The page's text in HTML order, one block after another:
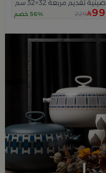
صينية تقديم مربعة 32×32 سم أسود وأبيض من الحديد بطباعة أوراق نباتية من سيمارا
99
229 56% خصم